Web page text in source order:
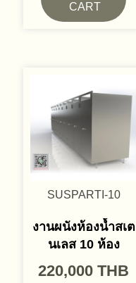
CART
SUSPARTI-10
งานผนังห้องน้ำสเต
นเลส 10 ห้อง
220,000 THB